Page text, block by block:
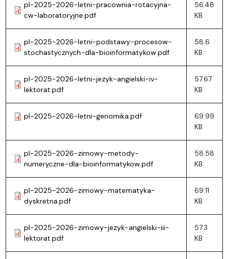
pl-2025-2026-letni-pracownia-rotacyjna-
cw-laboratoryjne.pdf
56.48
KB
pl-2025-2026-letni-podstawy-procesow-
stochastycznych-dla-bioinformatykow.pdf
58.6
KB
pl-2025-2026-letni-jezyk-angielski-iv-
lektorat.pdf
57.67
KB
pl-2025-2026-letni-genomika.pdf
69.99
KB
pl-2025-2026-zimowy-metody-
numeryczne-dla-bioinformatykow.pdf
58.58
KB
pl-2025-2026-zimowy-matematyka-
dyskretna.pdf
69.11
KB
pl-2025-2026-zimowy-jezyk-angielski-iii-
lektorat.pdf
57.3
KB